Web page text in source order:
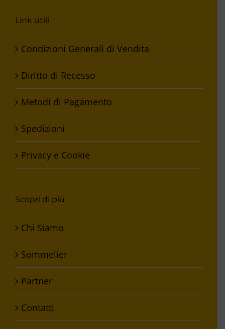
Link utili
Condizioni Generali di Vendita
Diritto di Recesso
Metodi di Pagamento
Spedizioni
Privacy e Cookie
Scopri di più
Chi Siamo
Sommelier
Partner
Contatti